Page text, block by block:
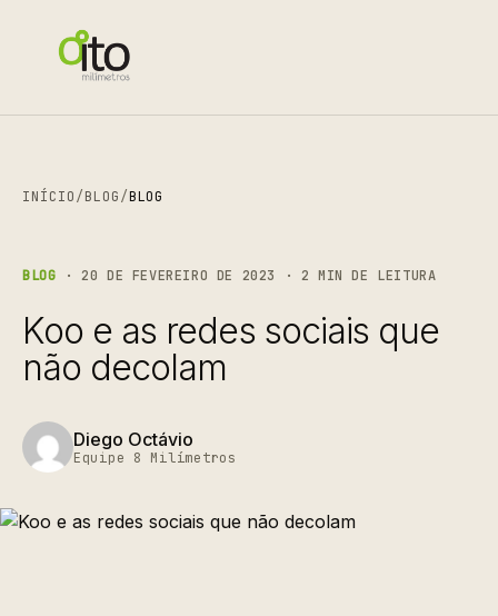
INÍCIO/BLOG/BLOG
BLOG · 20 DE FEVEREIRO DE 2023 · 2 MIN DE LEITURA
Koo e as redes sociais que
não decolam
Diego Octávio
Equipe 8 Milímetros